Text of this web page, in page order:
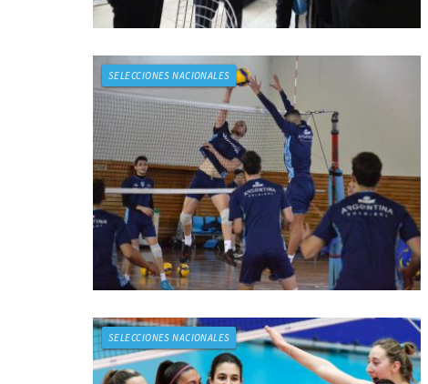
SELECCIONES NACIONALES
SELECCIONES NACIONALES